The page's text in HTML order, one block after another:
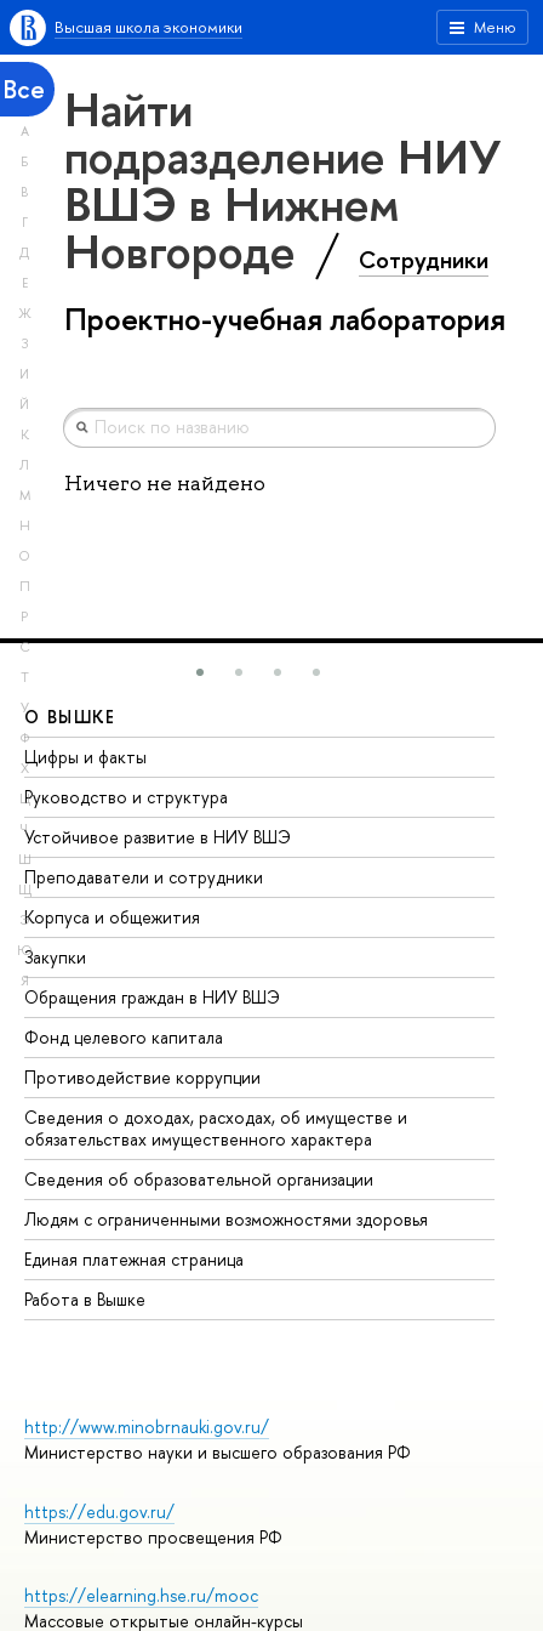
Меню
Высшая школа экономики
Все
А
Б
В
Г
Д
Е
Ж
З
И
Й
К
Л
М
Н
О
П
Р
С
Т
У
Ф
Х
Ц
Ч
Ш
Щ
Э
Ю
Я
Найти
подразделение НИУ
ВШЭ в Нижнем
Новгороде Сотрудники
Проектно-учебная лаборатория
Ничего не найдено
О ВЫШКЕ
Цифры и факты
Руководство и структура
Устойчивое развитие в НИУ ВШЭ
Преподаватели и сотрудники
Корпуса и общежития
Закупки
Обращения граждан в НИУ ВШЭ
Фонд целевого капитала
Противодействие коррупции
Сведения о доходах, расходах, об имуществе и
обязательствах имущественного характера
Сведения об образовательной организации
Людям с ограниченными возможностями здоровья
Единая платежная страница
Работа в Вышке
http://www.minobrnauki.gov.ru/
Министерство науки и высшего образования РФ
https://edu.gov.ru/
Министерство просвещения РФ
https://elearning.hse.ru/mooc
Массовые открытые онлайн-курсы